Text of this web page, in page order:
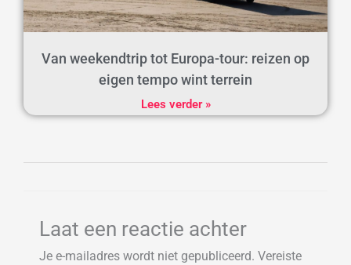
Van weekendtrip tot Europa-tour: reizen op
eigen tempo wint terrein
Lees verder »
Laat een reactie achter
Je e-mailadres wordt niet gepubliceerd. Vereiste